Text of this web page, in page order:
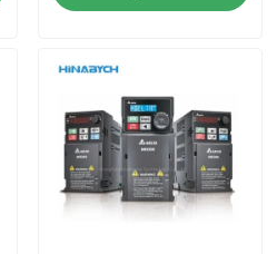
Hochdrehmoment